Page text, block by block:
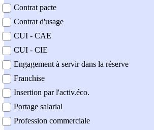
Contrat pacte
Contrat d'usage
CUI - CAE
CUI - CIE
Engagement à servir dans la réserve
Franchise
Insertion par l'activ.éco.
Portage salarial
Profession commerciale